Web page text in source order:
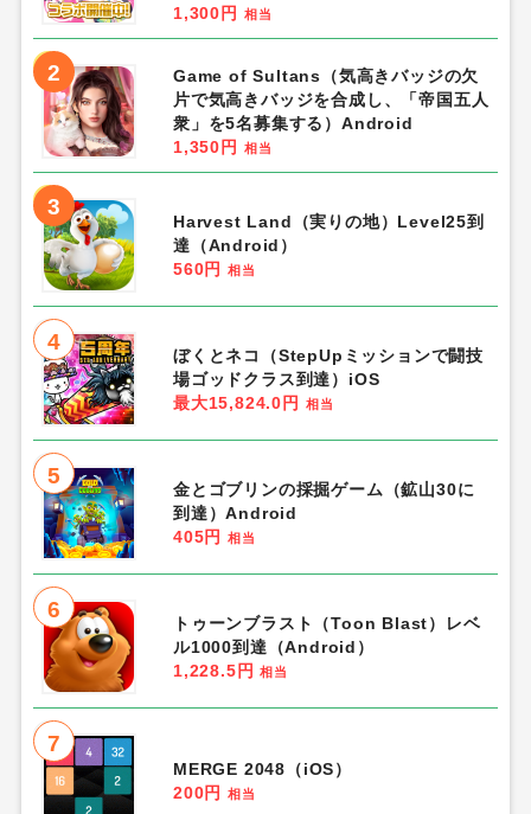
1,300円
相当
2
Game of Sultans（気高きバッジの欠
片で気高きバッジを合成し、「帝国五人
衆」を5名募集する）Android
1,350円
相当
3
Harvest Land（実りの地）Level25到
達（Android）
560円
相当
4
ぼくとネコ（StepUpミッションで闘技
場ゴッドクラス到達）iOS
最大15,824.0円
相当
5
金とゴブリンの採掘ゲーム（鉱山30に
到達）Android
405円
相当
6
トゥーンブラスト（Toon Blast）レベ
ル1000到達（Android）
1,228.5円
相当
7
MERGE 2048（iOS）
200円
相当